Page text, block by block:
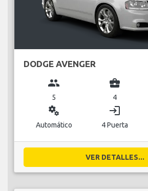
DODGE AVENGER
group
5
business_center
4
miscellaneous_services
Automático
login
4 Puerta
VER DETALLES...